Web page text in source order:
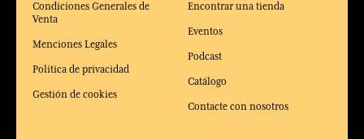
Condiciones Generales de
Venta
Menciones Legales
Política de privacidad
Gestión de cookies
Encontrar una tienda
Eventos
Podcast
Catálogo
Contacte con nosotros